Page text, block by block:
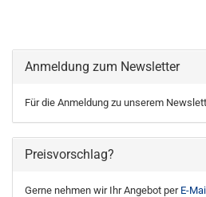
Anmeldung zum Newsletter
Für die Anmeldung zu unserem
Preisvorschlag?
Gerne nehmen wir Ihr Angebot per E-Mail